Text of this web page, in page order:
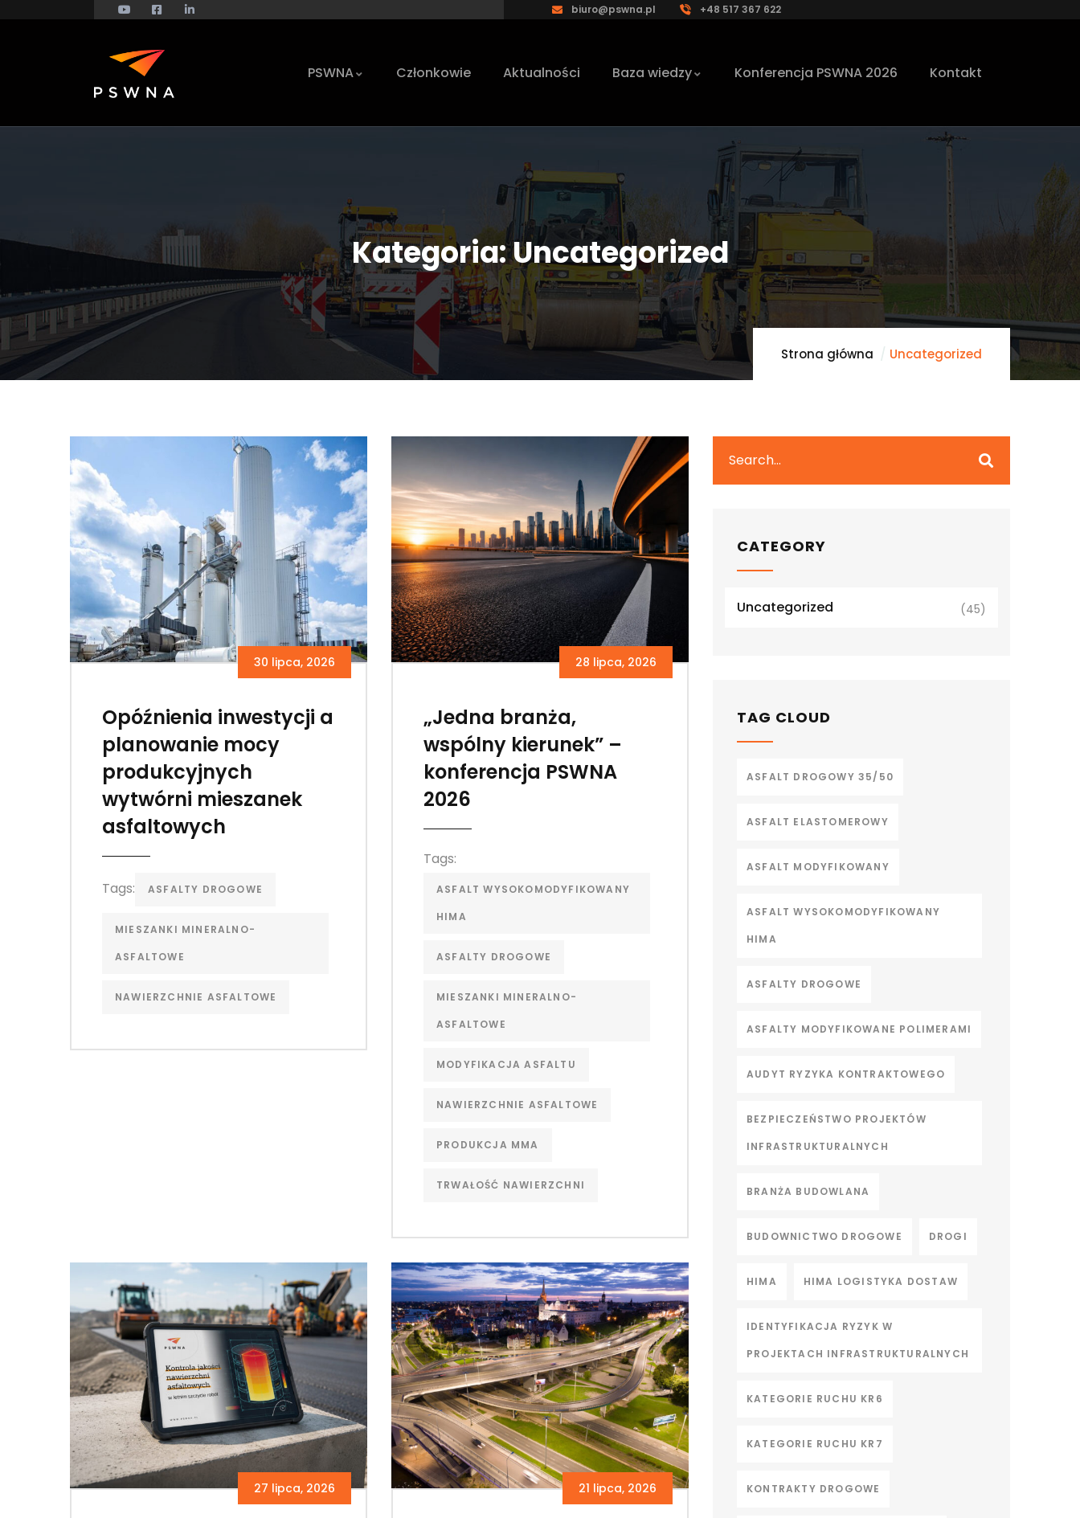
biuro@pswna.pl +48 517 367 622
PSWNA Członkowie Aktualności Baza wiedzy Konferencja PSWNA 2026 Kontakt
Kategoria:Uncategorized
Strona główna Uncategorized
30 lipca, 2026
Opóźnienia inwestycji a
planowanie mocy
produkcyjnych
wytwórni mieszanek
asfaltowych
Tags: ASFALTY DROGOWE
MIESZANKI MINERALNO-
ASFALTOWE
NAWIERZCHNIE ASFALTOWE
28 lipca, 2026
„Jedna branża,
wspólny kierunek” –
konferencja PSWNA
2026
Tags:
ASFALT WYSOKOMODYFIKOWANY
HIMA
ASFALTY DROGOWE
MIESZANKI MINERALNO-
ASFALTOWE
MODYFIKACJA ASFALTU
NAWIERZCHNIE ASFALTOWE
PRODUKCJA MMA
TRWAŁOŚĆ NAWIERZCHNI
27 lipca, 2026 21 lipca, 2026
CATEGORY
Uncategorized (45)
TAG CLOUD
ASFALT DROGOWY 35/50
ASFALT ELASTOMEROWY
ASFALT MODYFIKOWANY
ASFALT WYSOKOMODYFIKOWANY
HIMA
ASFALTY DROGOWE
ASFALTY MODYFIKOWANE POLIMERAMI
AUDYT RYZYKA KONTRAKTOWEGO
BEZPIECZEŃSTWO PROJEKTÓW
INFRASTRUKTURALNYCH
BRANŻA BUDOWLANA
BUDOWNICTWO DROGOWE DROGI
HIMA HIMA LOGISTYKA DOSTAW
IDENTYFIKACJA RYZYK W
PROJEKTACH INFRASTRUKTURALNYCH
KATEGORIE RUCHU KR6
KATEGORIE RUCHU KR7
KONTRAKTY DROGOWE